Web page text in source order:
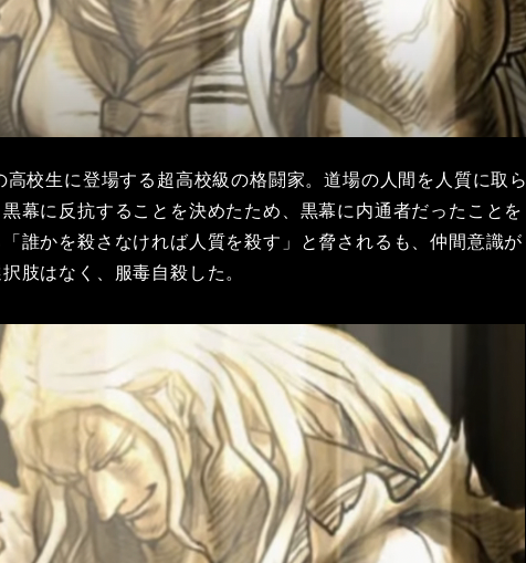
校生に登場する超高校級の格闘家。道場の人間を人質に取ら
幕に反抗することを決めたため、黒幕に内通者だったことを
誰かを殺さなければ人質を殺す」と脅されるも、仲間意識が
肢はなく、服毒自殺した。